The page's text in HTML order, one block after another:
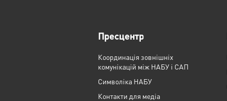
Пресцентр
Координація зовнішніх
комунікацій між НАБУ і САП
Cимволіка НАБУ
Контакти для медіа